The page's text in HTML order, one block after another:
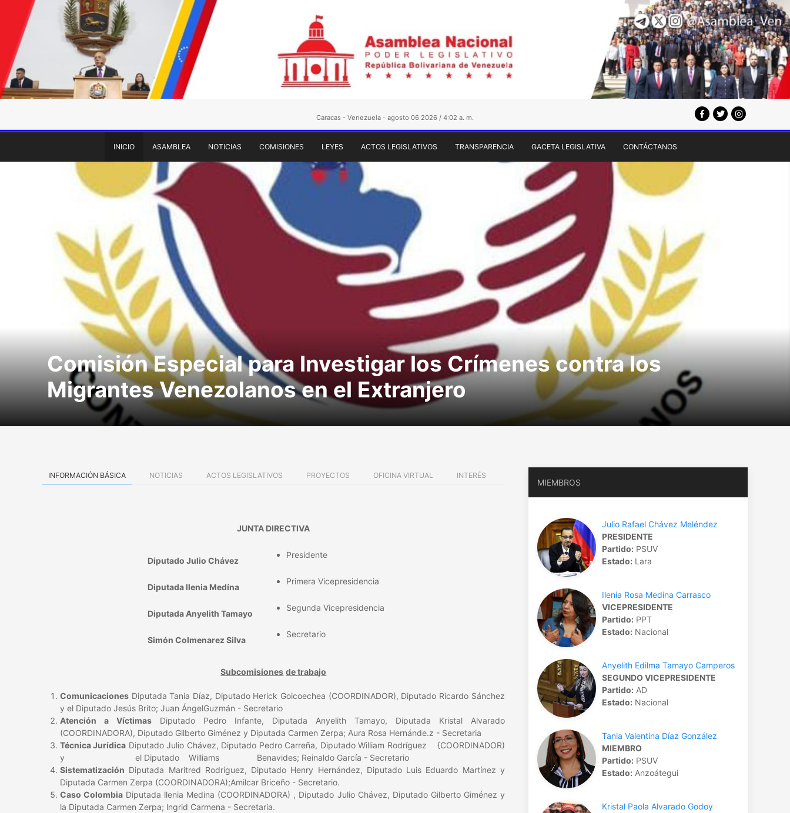
Caracas - Venezuela - agosto 06 2026 / 4:02 a. m.
INICIO ASAMBLEA NOTICIAS COMISIONES LEYES ACTOS LEGISLATIVOS TRANSPARENCIA GACETA LEGISLATIVA CONTÁCTANOS
Comisión Especial para Investigar los Crímenes contra los
Migrantes Venezolanos en el Extranjero
INFORMACIÓN BÁSICA NOTICIAS ACTOS LEGISLATIVOS PROYECTOS OFICINA VIRTUAL INTERÉS
JUNTA DIRECTIVA
Diputado Julio Chávez
Presidente
Diputada llenia Medína
Primera Vicepresidencia
Diputada Anyelith Tamayo
Segunda Vicepresidencia
Simón Colmenarez Silva
Secretario
Subcomisiones de trabajo
Comunicaciones Diputada Tania Díaz, Diputado Herick Goicoechea (COORDINADOR), Diputado Ricardo Sánchez
y el Diputado Jesús Brito; Juan ÁngelGuzmán - Secretario
Atención a VíctimasDiputado Pedro Infante, Diputada Anyelith Tamayo, Diputada Kristal Alvarado
(COORDINADORA), Diputado Gilberto Giménez y Diputada Carmen Zerpa; Aura Rosa Hernánde.z - Secretaria
Técnica Jurídica Diputado Julio Chávez, Diputado Pedro Carreña, Diputado William Rodríguez {COORDINADOR)
y el Diputado Williams Benavides; Reinaldo García - Secretario
Sistematización Diputada Maritred Rodríguez, Diputado Henry Hernández, Diputado Luis Eduardo Martínez y
Diputada Carmen Zerpa (COORDINADORA);Amilcar Briceño - Secretario.
Caso Colombia Diputada llenia Medina (COORDINADORA) , Diputado Julio Chávez, Diputado Gilberto Giménez y
la Diputada Carmen Zerpa; lngrid Carmena - Secretaria.
MIEMBROS
Tania Valentina Díaz González
MIEMBRO
Partido:PSUV
Estado:Anzoátegui
Kristal Paola Alvarado Godoy
Julio Rafael Chávez Meléndez
PRESIDENTE
Partido:PSUV
Estado:Lara
Ilenia Rosa Medina Carrasco
VICEPRESIDENTE
Partido:PPT
Estado:Nacional
Anyelith Edilma Tamayo Camperos
SEGUNDO VICEPRESIDENTE
Partido:AD
Estado:Nacional